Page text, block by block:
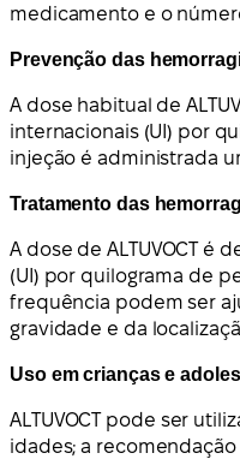
medicamento e o
Prevenção das
A dose habitual de
internacionais (UI) por
injeção é administrada
Tratamento das
A dose de ALTUVOCT é
(UI) por quilograma de
frequência podem ser
gravidade e da
Uso em crianças e
ALTUVOCT pode ser
idades; a